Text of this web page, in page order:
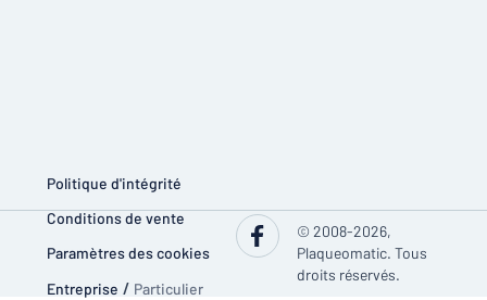
Politique d'intégrité
Conditions de vente
Paramètres des cookies
Entreprise / Particulier
© 2008-2026,
Plaqueomatic. Tous
droits réservés.